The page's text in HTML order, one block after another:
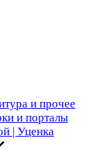
и прочее
и порталы
| Уценка